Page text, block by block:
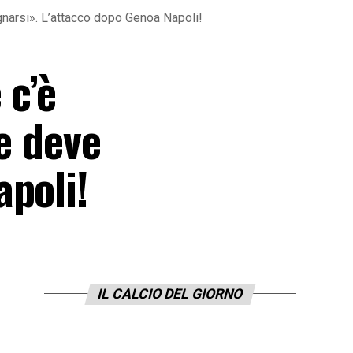
L’attacco dopo Genoa Napoli!
deve
IL CALCIO DEL GIORNO